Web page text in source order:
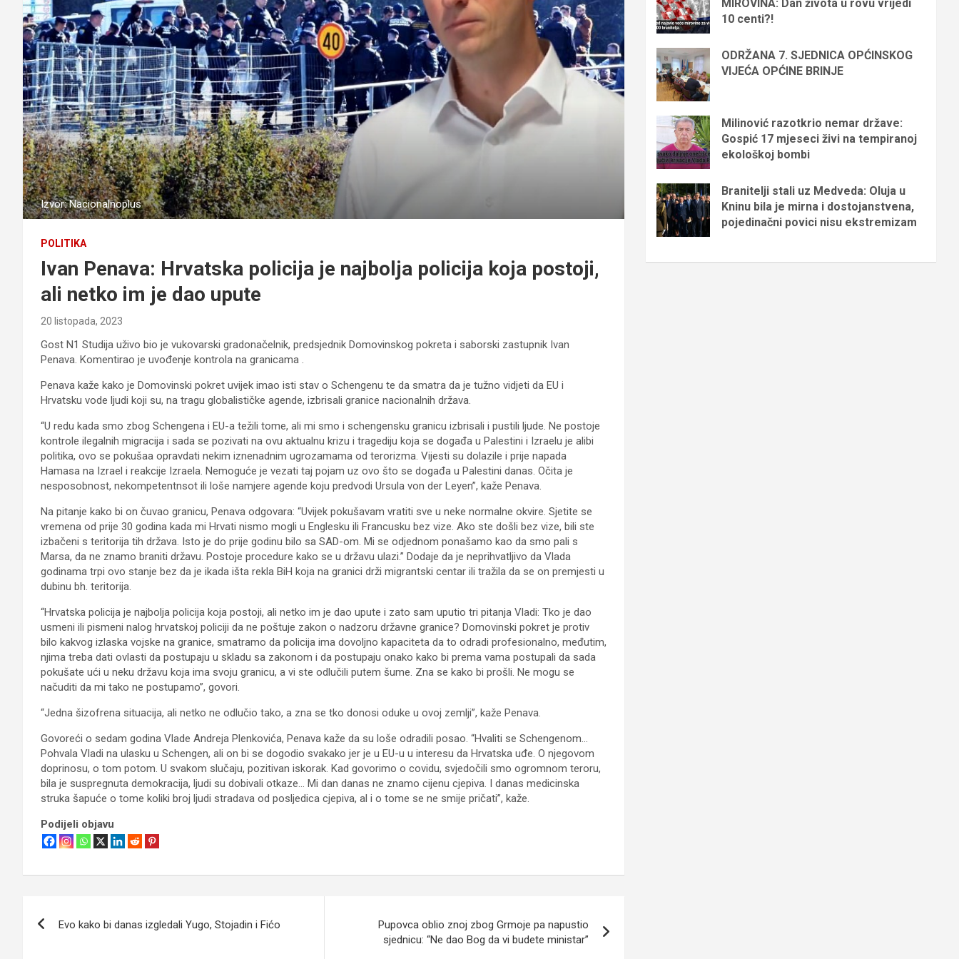
Izvor: Nacionalnoplus
POLITIKA
Ivan Penava: Hrvatska policija je najbolja policija koja postoji,
ali netko im je dao upute
20 listopada, 2023
Gost N1 Studija uživo bio je vukovarski gradonačelnik, predsjednik Domovinskog pokreta i saborski zastupnik Ivan
Penava. Komentirao je uvođenje kontrola na granicama .
Penava kaže kako je Domovinski pokret uvijek imao isti stav o Schengenu te da smatra da je tužno vidjeti da EU i
Hrvatsku vode ljudi koji su, na tragu globalističke agende, izbrisali granice nacionalnih država.
“U redu kada smo zbog Schengena i EU-a težili tome, ali mi smo i schengensku granicu izbrisali i pustili ljude. Ne postoje
kontrole ilegalnih migracija i sada se pozivati na ovu aktualnu krizu i tragediju koja se događa u Palestini i Izraelu je alibi
politika, ovo se pokušaa opravdati nekim iznenadnim ugrozamama od terorizma. Vijesti su dolazile i prije napada
Hamasa na Izrael i reakcije Izraela. Nemoguće je vezati taj pojam uz ovo što se događa u Palestini danas. Očita je
nesposobnost, nekompetentnsot ili loše namjere agende koju predvodi Ursula von der Leyen”, kaže Penava.
Na pitanje kako bi on čuvao granicu, Penava odgovara: “Uvijek pokušavam vratiti sve u neke normalne okvire. Sjetite se
vremena od prije 30 godina kada mi Hrvati nismo mogli u Englesku ili Francusku bez vize. Ako ste došli bez vize, bili ste
izbačeni s teritorija tih država. Isto je do prije godinu bilo sa SAD-om. Mi se odjednom ponašamo kao da smo pali s
Marsa, da ne znamo braniti državu. Postoje procedure kako se u državu ulazi.” Dodaje da je neprihvatljivo da Vlada
godinama trpi ovo stanje bez da je ikada išta rekla BiH koja na granici drži migrantski centar ili tražila da se on premjesti u
dubinu bh. teritorija.
“Hrvatska policija je najbolja policija koja postoji, ali netko im je dao upute i zato sam uputio tri pitanja Vladi: Tko je dao
usmeni ili pismeni nalog hrvatskoj policiji da ne poštuje zakon o nadzoru državne granice? Domovinski pokret je protiv
bilo kakvog izlaska vojske na granice, smatramo da policija ima dovoljno kapaciteta da to odradi profesionalno, međutim,
njima treba dati ovlasti da postupaju u skladu sa zakonom i da postupaju onako kako bi prema vama postupali da sada
pokušate ući u neku državu koja ima svoju granicu, a vi ste odlučili putem šume. Zna se kako bi prošli. Ne mogu se
načuditi da mi tako ne postupamo”, govori.
“Jedna šizofrena situacija, ali netko ne odlučio tako, a zna se tko donosi oduke u ovoj zemlji”, kaže Penava.
Govoreći o sedam godina Vlade Andreja Plenkovića, Penava kaže da su loše odradili posao. “Hvaliti se Schengenom…
Pohvala Vladi na ulasku u Schengen, ali on bi se dogodio svakako jer je u EU-u u interesu da Hrvatska uđe. O njegovom
doprinosu, o tom potom. U svakom slučaju, pozitivan iskorak. Kad govorimo o covidu, svjedočili smo ogromnom teroru,
bila je suspregnuta demokracija, ljudi su dobivali otkaze… Mi dan danas ne znamo cijenu cjepiva. I danas medicinska
struka šapuće o tome koliki broj ljudi stradava od posljedica cjepiva, al i o tome se ne smije pričati”, kaže.
Podijeli objavu
Evo kako bi danas izgledali Yugo, Stojadin i Fićo
Pupovca oblio znoj zbog Grmoje pa napustio
sjednicu: “Ne dao Bog da vi budete ministar”
MIROVINA: Dan života u rovu vrijedi
10 centi?!
ODRŽANA 7. SJEDNICA OPĆINSKOG
VIJEĆA OPĆINE BRINJE
Milinović razotkrio nemar države:
Gospić 17 mjeseci živi na tempiranoj
ekološkoj bombi
Branitelji stali uz Medveda: Oluja u
Kninu bila je mirna i dostojanstvena,
pojedinačni povici nisu ekstremizam